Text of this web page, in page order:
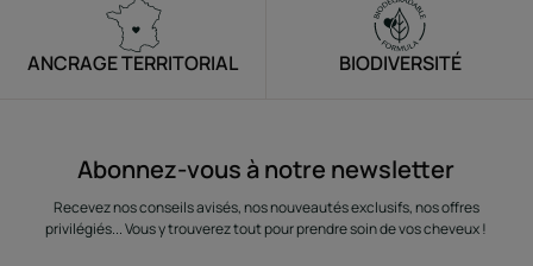
ANCRAGE TERRITORIAL BIODIVERSITÉ
Abonnez-vous à notre newsletter
Recevez nos conseils avisés, nos nouveautés exclusifs, nos offres
privilégiés... Vous y trouverez tout pour prendre soin de vos cheveux !